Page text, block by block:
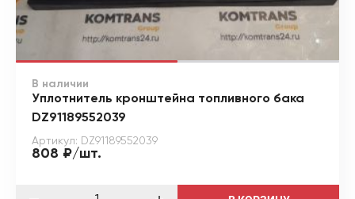
В наличии
Уплотнитель кронштейна топливного бака
DZ91189552039
Артикул: DZ91189552039
808 ₽/шт.